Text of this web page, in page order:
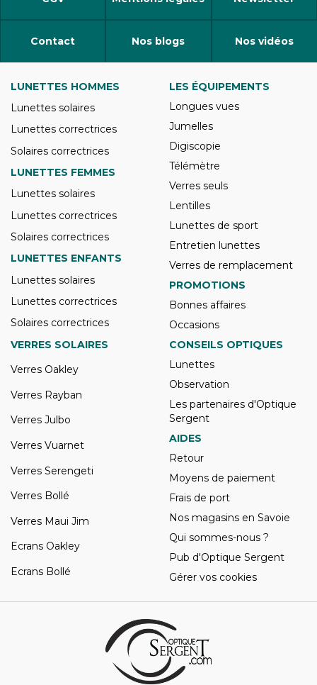
Contact Nos blogs Nos vidéos
LUNETTES HOMMES
Lunettes solaires
Lunettes correctrices
Solaires correctrices
LUNETTES FEMMES
Lunettes solaires
Lunettes correctrices
Solaires correctrices
LUNETTES ENFANTS
Lunettes solaires
Lunettes correctrices
Solaires correctrices
LES ÉQUIPEMENTS
Longues vues
Jumelles
Digiscopie
Télémètre
Verres seuls
Lentilles
Lunettes de sport
Entretien lunettes
Verres de remplacement
PROMOTIONS
Bonnes affaires
Occasions
VERRES SOLAIRES
Verres Oakley
Verres Rayban
Verres Julbo
Verres Vuarnet
Verres Serengeti
Verres Bollé
Verres Maui Jim
Ecrans Oakley
Ecrans Bollé
CONSEILS OPTIQUES
Lunettes
Observation
Les partenaires d'Optique
Sergent
AIDES
Retour
Moyens de paiement
Frais de port
Nos magasins en Savoie
Qui sommes-nous ?
Pub d'Optique Sergent
Gérer vos cookies